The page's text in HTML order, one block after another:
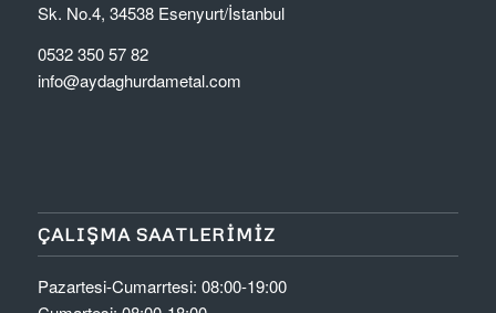
Sk. No.4, 34538 Esenyurt/İstanbul
0532 350 57 82
info@aydaghurdametal.com
ÇALIŞMA SAATLERIMIZ
Pazartesi-Cumarrtesi: 08:00-19:00